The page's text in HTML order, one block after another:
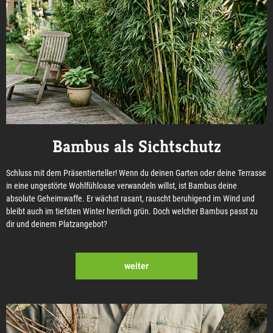
Bambus als Sichtschutz
Schluss mit dem Präsentierteller! Wenn du deinen Garten oder deine Terrasse
in eine ungestörte Wohlfühloase verwandeln willst, ist Bambus deine
absolute Geheimwaffe. Er wächst rasant, rauscht beruhigend im Wind und
bleibt auch im tiefsten Winter herrlich grün. Doch welcher Bambus passt zu
dir und deinem Platzangebot?
weiter